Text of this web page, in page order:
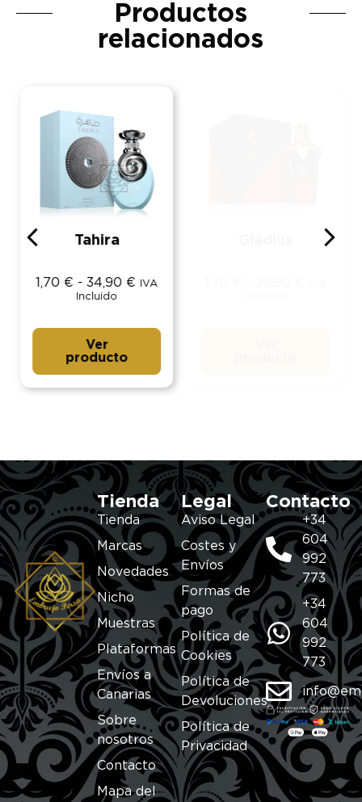
Productos
relacionados
Tahira
1,70 € - 34,90 €
IVA
Incluido
Ver
producto
Tienda
Tienda
Marcas
Novedades
Nicho
Muestras
Plataformas
Envíos a
Canarias
Sobre
nosotros
Contacto
Mapa del
Legal
Aviso Legal
Costes y
Envíos
Formas de
pago
Política de
Cookies
Política de
Devoluciones
Política de
Privacidad
Contacto
+34
604
992
773
+34
604
992
773